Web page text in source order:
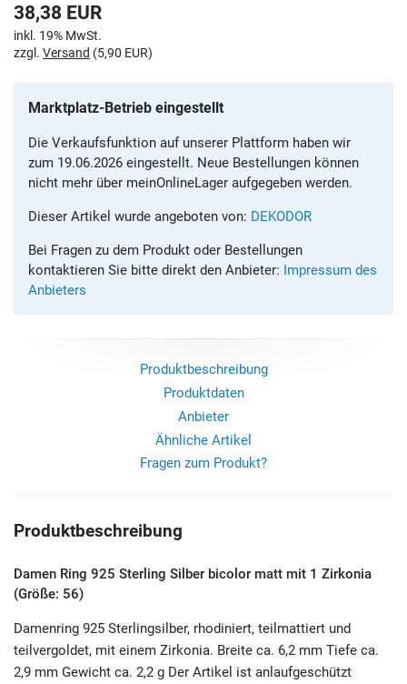
38,38 EUR
inkl. 19% MwSt.
zzgl. Versand (5,90 EUR)
Marktplatz-Betrieb eingestellt
Die Verkaufsfunktion auf unserer Plattform haben wir
zum 19.06.2026 eingestellt. Neue Bestellungen können
nicht mehr über meinOnlineLager aufgegeben werden.
Dieser Artikel wurde angeboten von: DEKODOR
Bei Fragen zu dem Produkt oder Bestellungen
kontaktieren Sie bitte direkt den Anbieter: Impressum des
Anbieters
Produktbeschreibung
Produktdaten
Anbieter
Ähnliche Artikel
Fragen zum Produkt?
Produktbeschreibung
Damen Ring 925 Sterling Silber bicolor matt mit 1 Zirkonia
(Größe: 56)
Damenring 925 Sterlingsilber, rhodiniert, teilmattiert und
teilvergoldet, mit einem Zirkonia. Breite ca. 6,2 mm Tiefe ca.
2,9 mm Gewicht ca. 2,2 g Der Artikel ist anlaufgeschützt